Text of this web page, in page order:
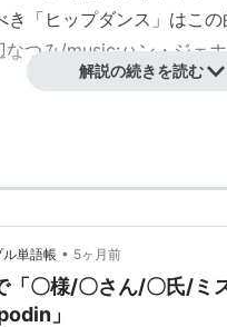
「ヒップダンス」はこの
つみ/music:ハン・ジェ
活躍していたが4で全国区に
解説の続きを読む
ル単語帳 • 5ヶ月前
「〇様/〇さん/〇氏/ミ
」